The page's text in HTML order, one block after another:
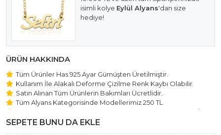
isimli kolye Eylül Alyans'dan size
hediye!
ÜRÜN HAKKINDA
Tüm Ürünler Has 925 Ayar Gümüşten Üretilmiştir.
Kullanım İle Alakalı Deforme Çizilme Renk Kaybı Olabilir.
Satın Alınan Tüm Ürünlerin Bakımları Ücretlidir.
Tüm Alyans Kategorisinde Modellerimiz 250 TL
Beştaş Tektaş Kolye ve Bileklik Modellerimiz 150 TL Sabit Ücret
ile Hareket Edilmektedir.
SEPETE BUNU DA EKLE